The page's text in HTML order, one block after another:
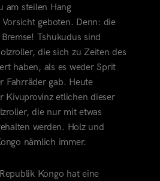
am steilen Hang
geboten. Denn: die
Tshukudus sind
die sich zu Zeiten des
haben, als es weder Sprit
Fahrräder gab. Heute
Kivuprovinz etlichen dieser
die nur mit etwas
werden. Holz und
nämlich immer.
Kongo hat eine